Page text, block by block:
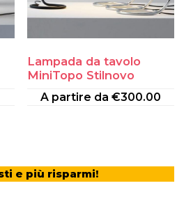
Lampada da tavolo
MiniTopo Stilnovo
A partire da €300.00
e più risparmi!